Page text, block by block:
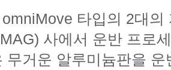
타입의 2대
사에서 운반 프로
무거운 알루미늄판을